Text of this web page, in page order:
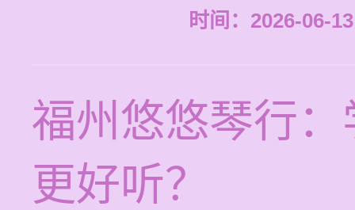
时间：2026-06-
福州悠悠琴行
更好听？